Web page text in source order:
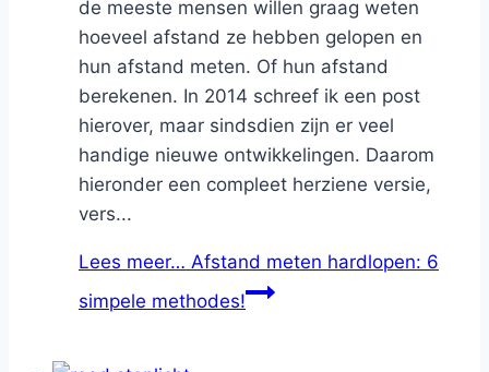
de meeste mensen willen graag weten
hoeveel afstand ze hebben gelopen en
hun afstand meten. Of hun afstand
berekenen. In 2014 schreef ik een post
hierover, maar sindsdien zijn er veel
handige nieuwe ontwikkelingen. Daarom
hieronder een compleet herziene versie,
vers...
Lees meer… Afstand meten hardlopen: 6
simpele methodes!